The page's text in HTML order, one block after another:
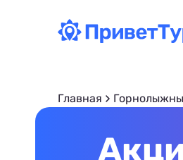
Главная